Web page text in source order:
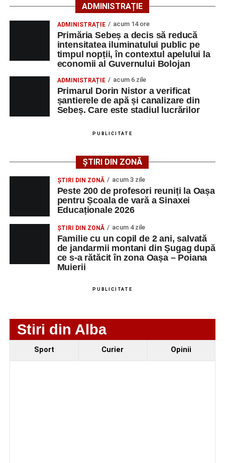
Primăria Sebeș a decis să reducă intensitatea
iluminatului public pe timpul nopții, în contextul
apelului la economii al Guvernului Bolojan
Duminică, 23 august 2026, Râpa Roșie găzduiește
cea de-a III-a ediție a concursului „CicloAventurier
de Sebeș”
Primul concert din cadrul String Symphonic Camp
2026 a adus emoție și aplauze la Sebeș
au venit la Sebeș și au susținut un recital apreciat de
tinerilor muzicieni și munca depusă în cadrul taberei, iar
spectatorii au răsplătit prestațiile cu aplauze îndelungate.
Evenimentul face parte din programulString Symphonic
Camp 2026, proiect susținut de Rotary Club Alba Iulia
care urmărește să ofere tinerilor muzicieni oportunitatea
ADMINISTRAȚIE
ADMINISTRAȚIE acum 14 ore
Primăria Sebeș a decis să reducă
intensitatea iluminatului public pe
timpul nopții, în contextul apelului la
economii al Guvernului Bolojan
ADMINISTRAȚIE acum 6 zile
Primarul Dorin Nistor a verificat
șantierele de apă și canalizare din
Sebeș. Care este stadiul lucrărilor
PUBLICITATE
ȘTIRI DIN ZONĂ
ȘTIRI DIN ZONĂ acum 3 zile
Peste 200 de profesori reuniți la Oașa
pentru Școala de vară a Sinaxei
Educaționale 2026
ȘTIRI DIN ZONĂ acum 4 zile
Familie cu un copil de 2 ani, salvată
de jandarmii montani din Șugag după
ce s-a rătăcit în zona Oașa – Poiana
Muierii
PUBLICITATE
Stiri din Alba
Sport Curier Opinii